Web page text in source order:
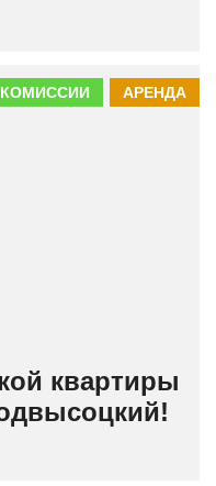
АРЕНДА
КОМИССИИ
квартиры